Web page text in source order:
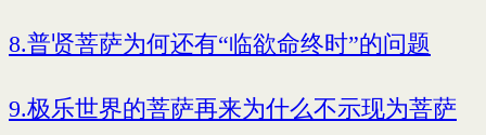
8.普贤菩萨为何还有“临欲命终时”的问题
9.极乐世界的菩萨再来为什么不示现为菩萨